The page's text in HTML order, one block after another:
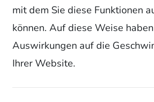
mit dem Sie diese Funktionen
können. Auf diese Weise
Auswirkungen auf die
Ihrer Website.